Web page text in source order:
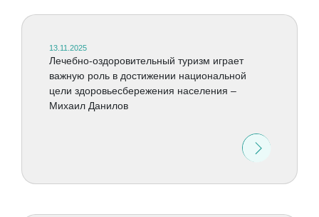
13.11.2025
Лечебно-оздоровительный туризм играет
важную роль в достижении национальной
цели здоровьесбережения населения –
Михаил Данилов